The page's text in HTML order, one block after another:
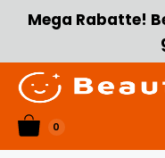
Zum
Inhalt
Mega Rabatte!
0